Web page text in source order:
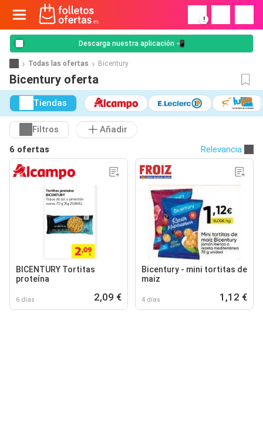
!
Descarga nuestra aplicación 📲
Todas las ofertas Bicentury
Bicentury oferta
Tiendas
Filtros
Añadir
6 ofertas
Relevancia
BICENTURY Tortitas
proteína
6 días 2,09 €
Bicentury - mini tortitas de
maiz
4 días 1,12 €